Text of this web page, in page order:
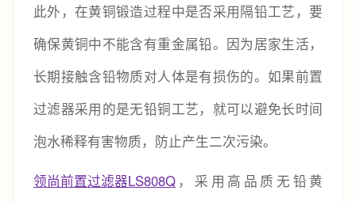
此外，在黄铜锻造过程中是否采用隔铅工艺，要
确保黄铜中不能含有重金属铅。因为居家生活，
长期接触含铅物质对人体是有损伤的。如果前置
过滤器采用的是无铅铜工艺，就可以避免长时间
泡水稀释有害物质，防止产生二次污染。
领尚前置过滤器LS808Q，采用高品质无铅黄